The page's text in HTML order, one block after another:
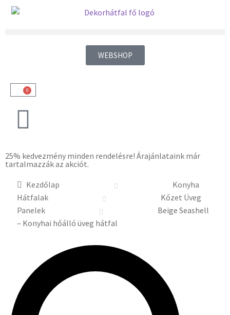
WEBSHOP
0
25% kedvezmény minden rendelésre! Árajánlataink már
tartalmazzák az akciót.
Kezdőlap
Konyha
Hátfalak
Kőzet Üveg
Panelek
Beige Seashell
– Konyhai hőálló üveg hátfal